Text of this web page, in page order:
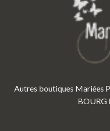
Autres boutiques Mariées
BOURG